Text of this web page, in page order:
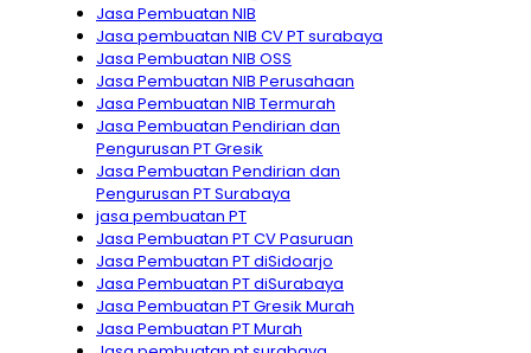
Jasa Pembuatan NIB
Jasa pembuatan NIB CV PT surabaya
Jasa Pembuatan NIB OSS
Jasa Pembuatan NIB Perusahaan
Jasa Pembuatan NIB Termurah
Jasa Pembuatan Pendirian dan
Pengurusan PT Gresik
Jasa Pembuatan Pendirian dan
Pengurusan PT Surabaya
jasa pembuatan PT
Jasa Pembuatan PT CV Pasuruan
Jasa Pembuatan PT diSidoarjo
Jasa Pembuatan PT diSurabaya
Jasa Pembuatan PT Gresik Murah
Jasa Pembuatan PT Murah